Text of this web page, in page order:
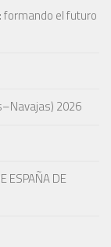
formando el futuro
2026
ESPAÑA DE